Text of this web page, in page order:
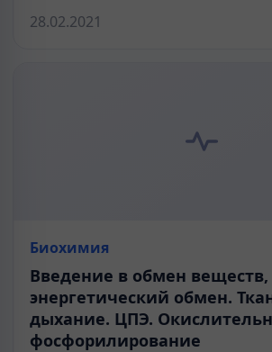
28.02.2021
Биохимия
Введение в обмен веществ,
энергетический обмен.
дыхание. ЦПЭ.
фосфорилирование